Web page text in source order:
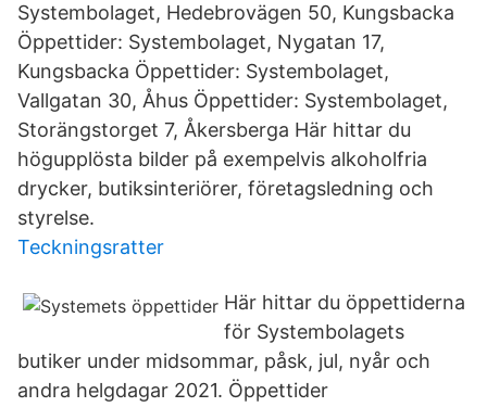
Systembolaget, Hedebrovägen 50, Kungsbacka
Öppettider: Systembolaget, Nygatan 17,
Kungsbacka Öppettider: Systembolaget,
Vallgatan 30, Åhus Öppettider: Systembolaget,
Storängstorget 7, Åkersberga Här hittar du
högupplösta bilder på exempelvis alkoholfria
drycker, butiksinteriörer, företagsledning och
styrelse.
Teckningsratter
Här hittar du öppettiderna
för Systembolagets
butiker under midsommar, påsk, jul, nyår och
andra helgdagar 2021. Öppettider